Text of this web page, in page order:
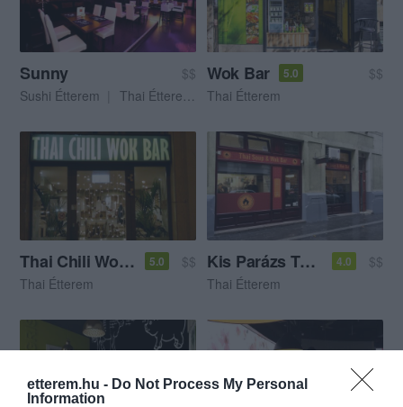
etterem.hu - Do Not Process My Personal
Information
Sunny
$$
Sushi Étterem
Thai Étterem Mexikói Étterem
Wok Bar 5.0
$$
Thai Étterem
Thai Chili Wok Bar 5.0
$$
Thai Étterem
Kis Parázs Thai leves és Wok 4.0
$$
Thai Étterem